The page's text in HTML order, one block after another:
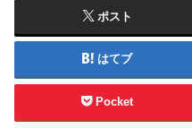
ポスト
はてブ
Pocket